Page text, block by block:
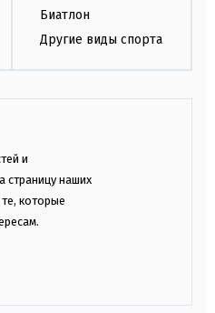
Биатлон
Другие виды спорта
и
страницу наших
которые